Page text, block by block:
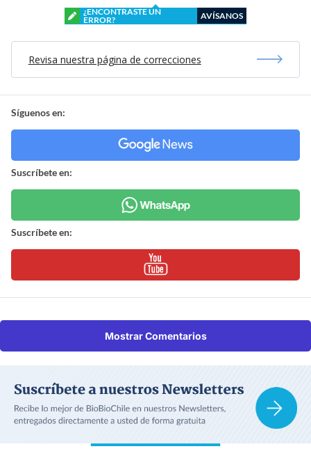
¿ENCONTRASTE UN
ERROR?
AVÍSANOS
Revisa nuestra página de correcciones
Síguenos en:
Suscríbete en:
Suscríbete en:
Mostrar Comentarios